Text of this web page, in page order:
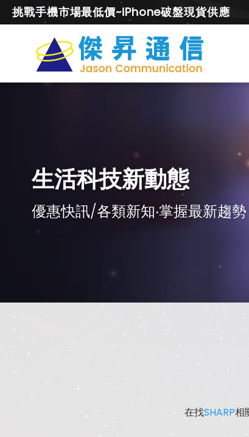
挑戰手機市場最低價~iPhone破盤現貨供應
生活科技新動態
優惠快訊/各類新知‧掌握最新趨勢
在找SHARP相